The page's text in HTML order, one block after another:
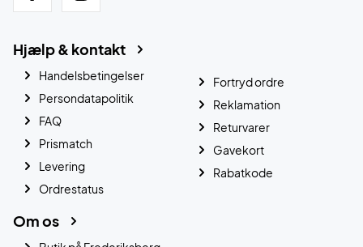
Hjælp & kontakt
Handelsbetingelser
Persondatapolitik
FAQ
Prismatch
Levering
Ordrestatus
Fortryd ordre
Reklamation
Returvarer
Gavekort
Rabatkode
Om os